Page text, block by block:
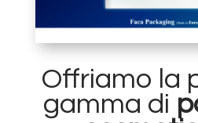
Offriamo la
gamma di